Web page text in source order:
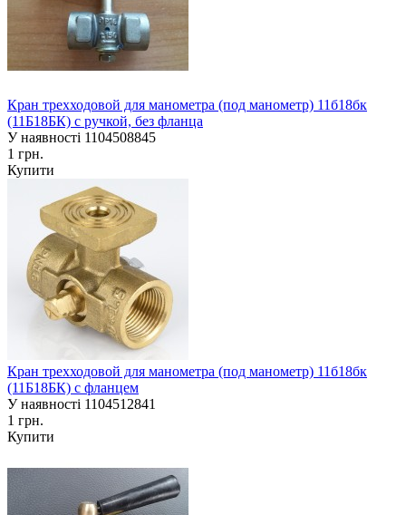
Кран трехходовой для манометра (под манометр) 11б18бк
(11Б18БК) с ручкой, без фланца
У наявності 1104508845
1 грн.
Купити
Кран трехходовой для манометра (под манометр) 11б18бк
(11Б18БК) с фланцем
У наявності 1104512841
1 грн.
Купити